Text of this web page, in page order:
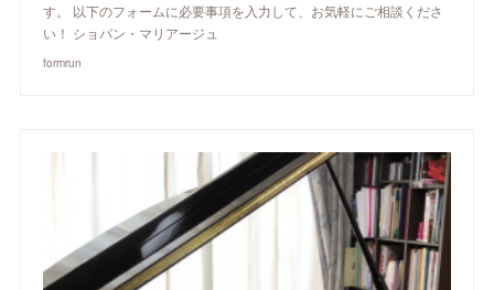
す。 以下のフォームに必要事項を入力して、お気軽にご相談くださ
い！ ショパン・マリアージュ
formrun